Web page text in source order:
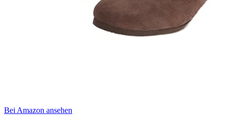
Bei Amazon ansehen